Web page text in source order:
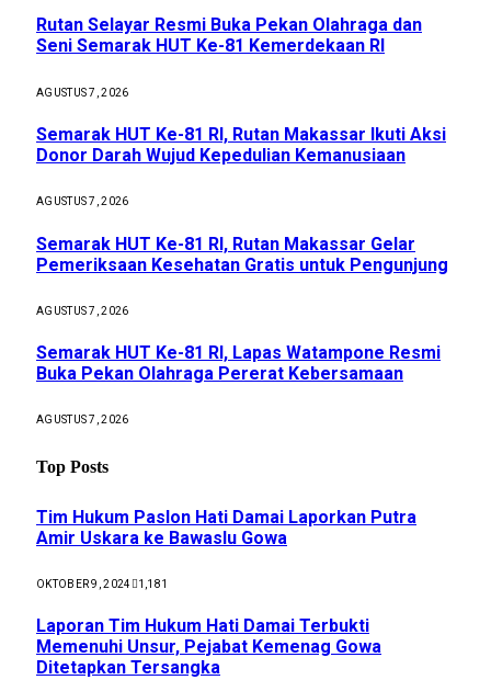
Rutan Selayar Resmi Buka Pekan Olahraga dan
Seni Semarak HUT Ke-81 Kemerdekaan RI
AGUSTUS 7, 2026
Semarak HUT Ke-81 RI, Rutan Makassar Ikuti Aksi
Donor Darah Wujud Kepedulian Kemanusiaan
AGUSTUS 7, 2026
Semarak HUT Ke-81 RI, Rutan Makassar Gelar
Pemeriksaan Kesehatan Gratis untuk Pengunjung
AGUSTUS 7, 2026
Semarak HUT Ke-81 RI, Lapas Watampone Resmi
Buka Pekan Olahraga Pererat Kebersamaan
AGUSTUS 7, 2026
Top Posts
Tim Hukum Paslon Hati Damai Laporkan Putra
Amir Uskara ke Bawaslu Gowa
OKTOBER 9, 2024 1,181
Laporan Tim Hukum Hati Damai Terbukti
Memenuhi Unsur, Pejabat Kemenag Gowa
Ditetapkan Tersangka